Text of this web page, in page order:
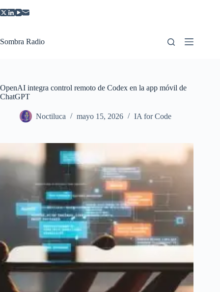
al
Sombra Radio
OpenAI integra control remoto de Codex en la app móvil de
ChatGPT
Noctiluca mayo 15, 2026 IA for Code